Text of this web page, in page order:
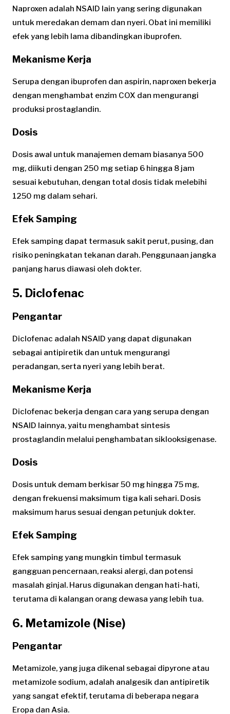
Naproxen adalah NSAID lain yang sering digunakan
untuk meredakan demam dan nyeri. Obat ini memiliki
efek yang lebih lama dibandingkan ibuprofen.
Mekanisme Kerja
Serupa dengan ibuprofen dan aspirin, naproxen bekerja
dengan menghambat enzim COX dan mengurangi
produksi prostaglandin.
Dosis
Dosis awal untuk manajemen demam biasanya 500
mg, diikuti dengan 250 mg setiap 6 hingga 8 jam
sesuai kebutuhan, dengan total dosis tidak melebihi
1250 mg dalam sehari.
Efek Samping
Efek samping dapat termasuk sakit perut, pusing, dan
risiko peningkatan tekanan darah. Penggunaan jangka
panjang harus diawasi oleh dokter.
5. Diclofenac
Pengantar
Diclofenac adalah NSAID yang dapat digunakan
sebagai antipiretik dan untuk mengurangi
peradangan, serta nyeri yang lebih berat.
Mekanisme Kerja
Diclofenac bekerja dengan cara yang serupa dengan
NSAID lainnya, yaitu menghambat sintesis
prostaglandin melalui penghambatan siklooksigenase.
Dosis
Dosis untuk demam berkisar 50 mg hingga 75 mg,
dengan frekuensi maksimum tiga kali sehari. Dosis
maksimum harus sesuai dengan petunjuk dokter.
Efek Samping
Efek samping yang mungkin timbul termasuk
gangguan pencernaan, reaksi alergi, dan potensi
masalah ginjal. Harus digunakan dengan hati-hati,
terutama di kalangan orang dewasa yang lebih tua.
6. Metamizole (Nise)
Pengantar
Metamizole, yang juga dikenal sebagai dipyrone atau
metamizole sodium, adalah analgesik dan antipiretik
yang sangat efektif, terutama di beberapa negara
Eropa dan Asia.